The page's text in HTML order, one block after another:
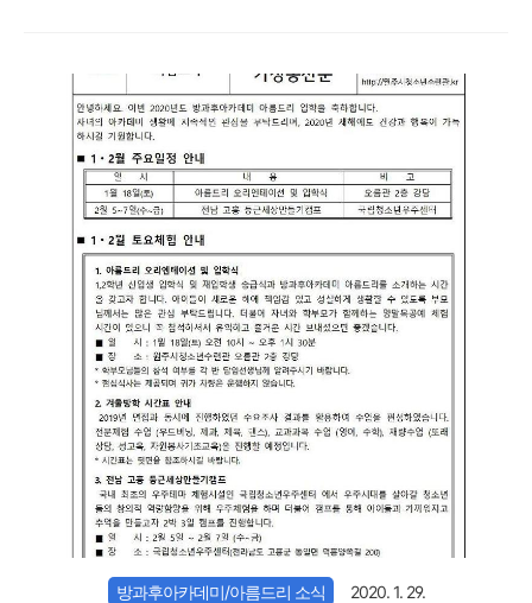
방과후아카데미/아름드리 소식 2020. 1. 29.